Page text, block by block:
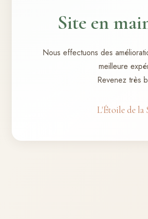
Site en
Nous effectuons des
meilleure
Revenez très
L'Étoile de la